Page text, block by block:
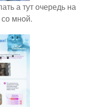
а тут очередь на
мной.